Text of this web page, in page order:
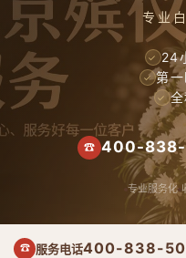
专业
✓ 24
✓ 第
✓
☎ 400-
专业服务化
☎ 服务电话400-838-